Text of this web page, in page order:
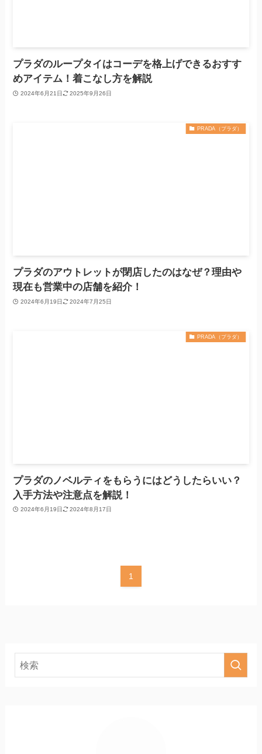
プラダのループタイはコーデを格上げできるおすす
めアイテム！着こなし方を解説
2024年6月21日 2025年9月26日
PRADA（プラダ）
プラダのアウトレットが閉店したのはなぜ？理由や
現在も営業中の店舗を紹介！
2024年6月19日 2024年7月25日
PRADA（プラダ）
プラダのノベルティをもらうにはどうしたらいい？
入手方法や注意点を解説！
2024年6月19日 2024年8月17日
1